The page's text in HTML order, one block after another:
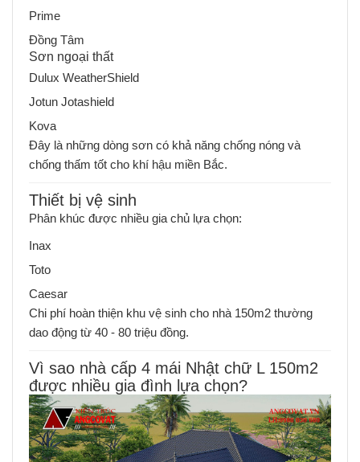
Prime
Đồng Tâm
Sơn ngoại thất
Dulux WeatherShield
Jotun Jotashield
Kova
Đây là những dòng sơn có khả năng chống nóng và
chống thấm tốt cho khí hậu miền Bắc.
Thiết bị vệ sinh
Phân khúc được nhiều gia chủ lựa chọn:
Inax
Toto
Caesar
Chi phí hoàn thiện khu vệ sinh cho nhà 150m2 thường
dao động từ 40 - 80 triệu đồng.
Vì sao nhà cấp 4 mái Nhật chữ L 150m2
được nhiều gia đình lựa chọn?